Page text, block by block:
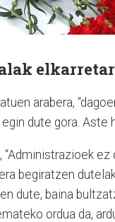
arabera,
dute gora. Aste
begiratzen
dute, baina
ordua da,